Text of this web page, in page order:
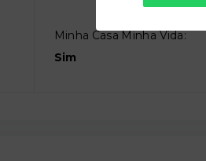
Minha Casa Minha Vida:
Sim